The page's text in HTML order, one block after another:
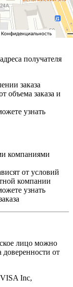
получателя
заказа
объема заказа и
узнать
компаниями
от условий
компании
узнать
лицо можно
от
Inc,